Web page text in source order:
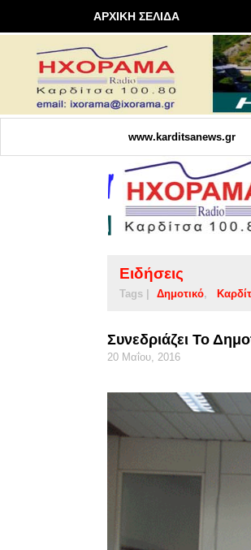
ΑΡΧΙΚΗ ΣΕΛΙΔΑ
www.karditsanews.gr
Ειδήσεις
Tags | Δημοτικό
Συνεδριάζει Το
20 Μαΐου, 2016